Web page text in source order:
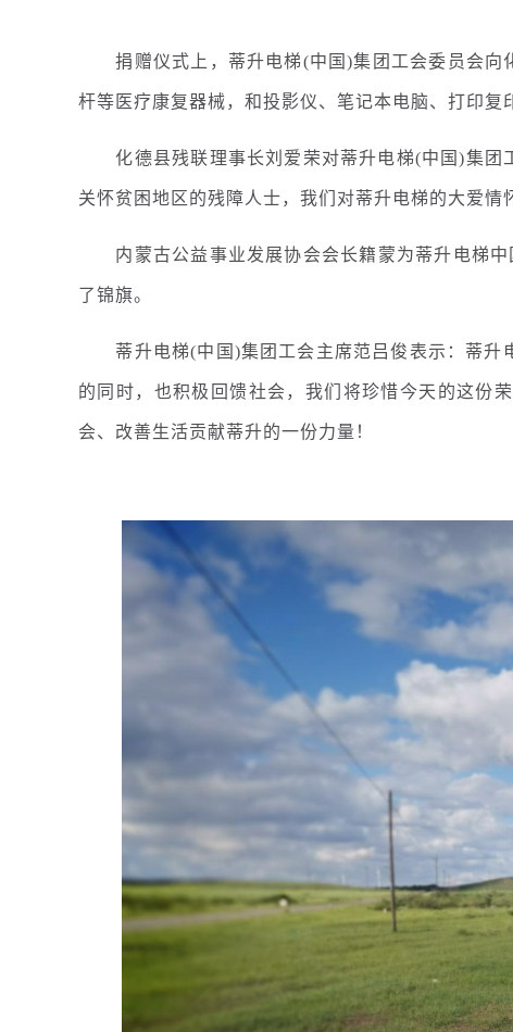
捐赠仪式上，蒂升电梯(中国)集团工会委员会向
杆等医疗康复器械，和投影仪、笔记本电脑、打印复
化德县残联理事长刘爱荣对蒂升电梯(中国)集团
关怀贫困地区的残障人士，我们对蒂升电梯的大爱
内蒙古公益事业发展协会会长籍蒙为蒂升电梯中
了锦旗。
蒂升电梯(中国)集团工会主席范吕俊表示：蒂升
的同时，也积极回馈社会，我们将珍惜今天的这份
会、改善生活贡献蒂升的一份力量！